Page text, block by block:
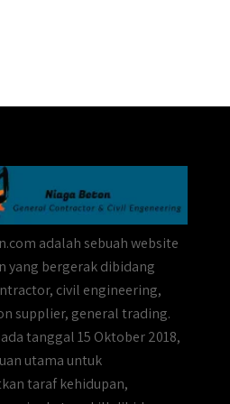
adalah sebuah website
yang bergerak dibidang
civil engineering,
supplier, general trading.
tanggal 15 Oktober 2018,
utama untuk
taraf kehidupan,